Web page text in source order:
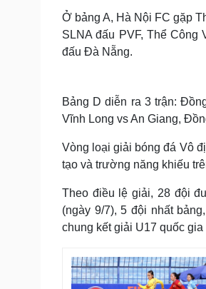
Ở bảng A, Hà Nội FC gặp
SLNA đấu PVF, Thể
đấu Đà Nẵng.
Bảng D diễn ra 3 trận:
Vĩnh Long vs An Giang,
Vòng loại giải bóng đá Vô
tạo và trường năng khiếu
Theo điều lệ giải, 28 đội
(ngày 9/7), 5 đội nhất
chung kết giải U17 quốc gia